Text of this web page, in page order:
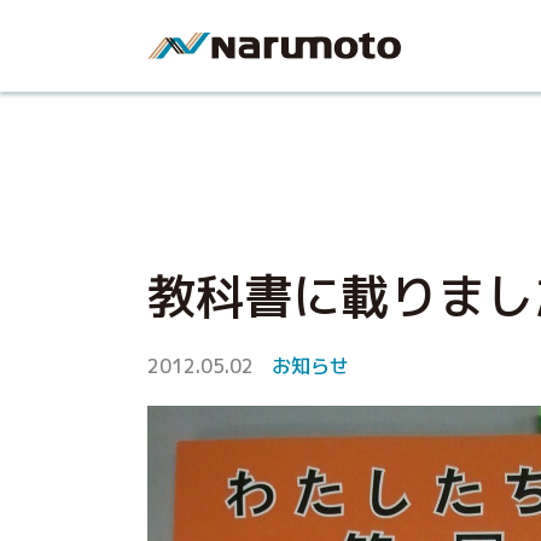
教科書に載りま
2012.05.02 お知らせ